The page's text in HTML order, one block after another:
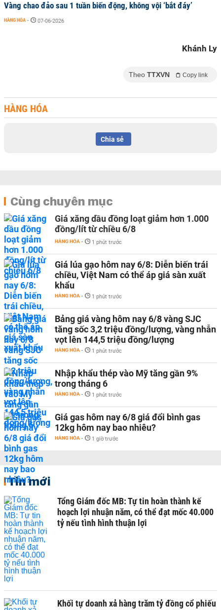
Vàng chao đảo sau 1 tuần biến động, không vội ‘bắt đáy’
HÀNG HÓA - 07-06-2026
Khánh Ly
Theo TTXVN Copy link
HÀNG HÓA
Chia sẻ
Cùng chuyên mục
Giá xăng dầu đồng loạt giảm hơn 1.000
đồng/lít từ chiều 6/8
HÀNG HÓA - 1 phút trước
Giá lúa gạo hôm nay 6/8: Diễn biến trái
chiều, Việt Nam có thể áp giá sàn xuất
khẩu
HÀNG HÓA - 1 phút trước
Bảng giá vàng hôm nay 6/8 vàng SJC
tăng sốc 3,2 triệu đồng/lượng, vàng nhẫn
vọt lên 144,5 triệu đồng/lượng
HÀNG HÓA - 1 phút trước
Nhập khẩu thép vào Mỹ tăng gần 9%
trong tháng 6
HÀNG HÓA - 1 phút trước
Giá gas hôm nay 6/8 giá đổi bình gas
12kg hôm nay bao nhiêu?
HÀNG HÓA - 1 giờ trước
Tin mới
Tổng Giám đốc MB: Tự tin hoàn thành kế
hoạch lợi nhuận năm, có thể đạt mốc 40.000
tỷ nếu tình hình thuận lợi
Khối tự doanh xả hàng trăm tỷ đồng cổ phiếu